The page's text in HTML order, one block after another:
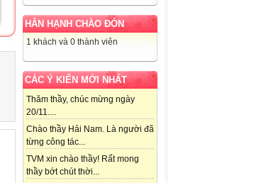
HÂN HẠNH CHÀO ĐÓN
1 khách và 0 thành viên
CÁC Ý KIẾN MỚI NHẤT
Thăm thầy, chúc mừng ngày
20/11....
Chào thầy Hải Nam. Là người đã
từng công tác...
TVM xin chào thầy! Rất mong
thầy bớt chút thời...